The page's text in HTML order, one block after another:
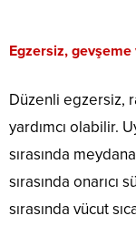
Egzersiz,
Düzenli egzersiz,
yardımcı olabilir.
sırasında
sırasında onarıcı
sırasında vücut